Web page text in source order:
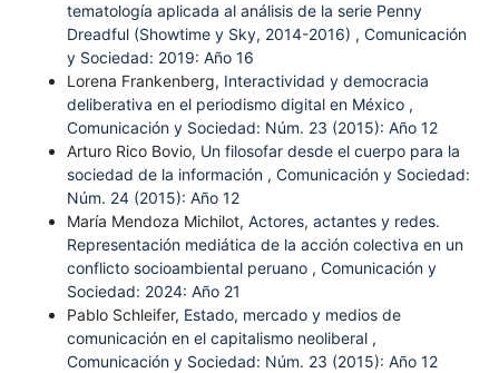
tematología aplicada al análisis de la serie Penny
Dreadful (Showtime y Sky, 2014-2016) , Comunicación
y Sociedad: 2019: Año 16
Lorena Frankenberg, Interactividad y democracia
deliberativa en el periodismo digital en México ,
Comunicación y Sociedad: Núm. 23 (2015): Año 12
Arturo Rico Bovio, Un filosofar desde el cuerpo para la
sociedad de la información , Comunicación y Sociedad:
Núm. 24 (2015): Año 12
María Mendoza Michilot, Actores, actantes y redes.
Representación mediática de la acción colectiva en un
conflicto socioambiental peruano , Comunicación y
Sociedad: 2024: Año 21
Pablo Schleifer, Estado, mercado y medios de
comunicación en el capitalismo neoliberal ,
Comunicación y Sociedad: Núm. 23 (2015): Año 12